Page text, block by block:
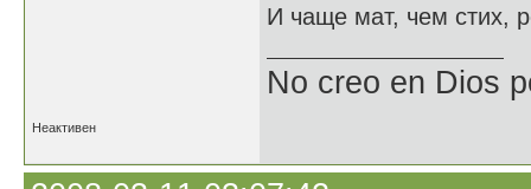
И чаще мат, чем стих,
No creo en Dios
Неактивен